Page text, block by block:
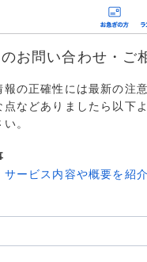
お問い合わせ・ご
の正確性には最新の注
点などありましたら以下
。
サービス内容や概要を紹介